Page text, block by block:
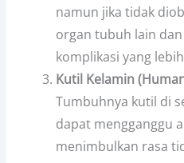
namun jika tidak
organ tubuh lain
komplikasi yang
Kutil Kelamin
Tumbuhnya kutil di
dapat mengganggu
menimbulkan rasa